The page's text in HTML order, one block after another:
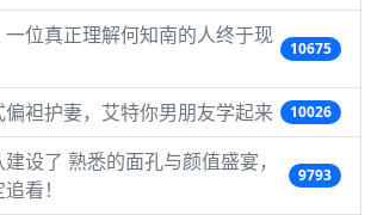
位真正理解何知南的人终于现
10675
袒护妻，艾特你男朋友学起来 10026
设了 熟悉的面孔与颜值盛宴，
看！
9793